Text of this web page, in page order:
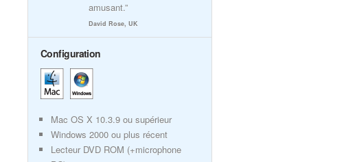
amusant.”
David Rose, UK
Configuration
Mac OS X 10.3.9 ou supérieur
Windows 2000 ou plus récent
Lecteur DVD ROM (+microphone